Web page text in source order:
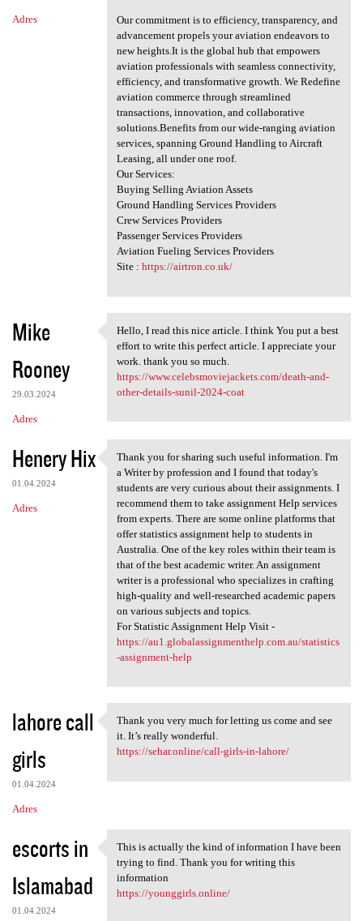
Adres
Our commitment is to efficiency, transparency, and
advancement propels your aviation endeavors to
new heights.It is the global hub that empowers
aviation professionals with seamless connectivity,
efficiency, and transformative growth. We Redefine
aviation commerce through streamlined
transactions, innovation, and collaborative
solutions.Benefits from our wide-ranging aviation
services, spanning Ground Handling to Aircraft
Leasing, all under one roof.
Our Services:
Buying Selling Aviation Assets
Ground Handling Services Providers
Crew Services Providers
Passenger Services Providers
Aviation Fueling Services Providers
Site : https://airtron.co.uk/
Mike
Rooney
29.03.2024
Adres
Hello, I read this nice
Hello, I read this nice article. I think You put a best
effort to write this perfect article. I appreciate your
work. thank you so much.
https://www.celebsmoviejackets.com/death-and-
other-details-sunil-2024-coat
Henery Hix
01.04.2024
Adres
Thank you for sharing such
Thank you for sharing such useful information. I'm
a Writer by profession and I found that today's
students are very curious about their assignments. I
recommend them to take assignment Help services
from experts. There are some online platforms that
offer statistics assignment help to students in
Australia. One of the key roles within their team is
that of the best academic writer. An assignment
writer is a professional who specializes in crafting
high-quality and well-researched academic papers
on various subjects and topics.
For Statistic Assignment Help Visit -
https://au1.globalassignmenthelp.com.au/statistics
-assignment-help
lahore call
girls
01.04.2024
Adres
Thank you very much for
Thank you very much for letting us come and see
it. It’s really wonderful.
https://sehar.online/call-girls-in-lahore/
escorts in
Islamabad
01.04.2024
This is actually the kind of
This is actually the kind of information I have been
trying to find. Thank you for writing this
information
https://younggirls.online/